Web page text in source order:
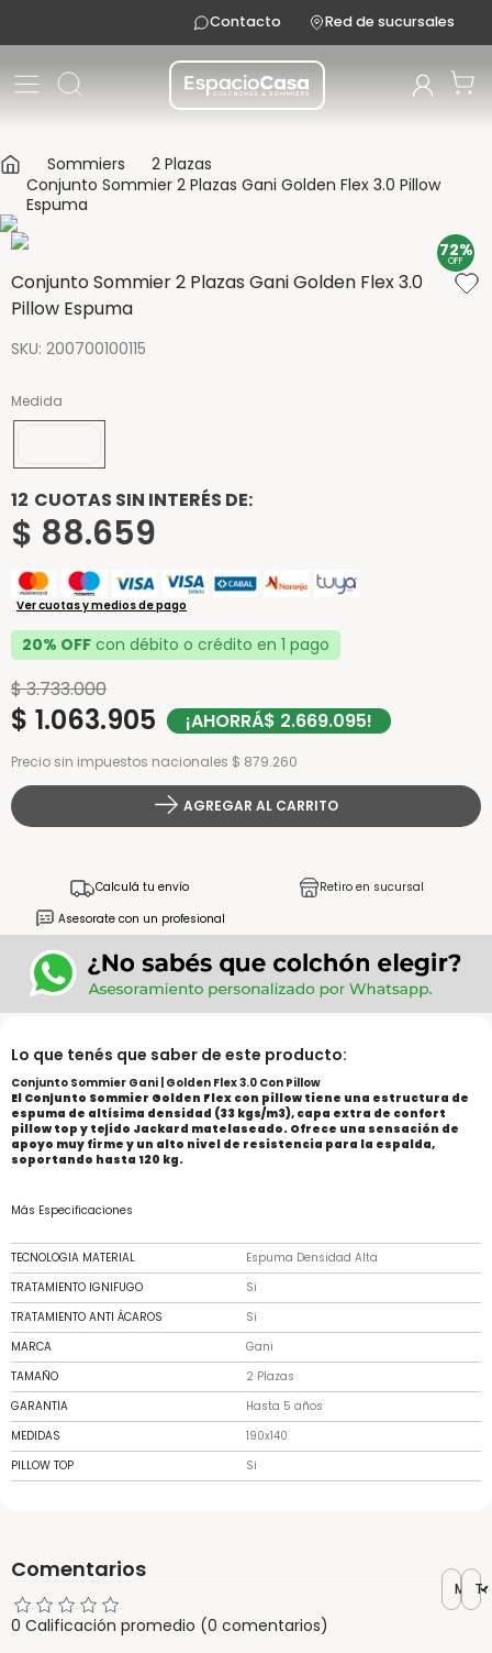
Contacto Red de sucursales
Sommiers
2 Plazas
Conjunto Sommier 2 Plazas Gani Golden Flex 3.0 Pillow
Espuma
72%
OFF
Conjunto Sommier 2 Plazas Gani Golden Flex 3.0
Pillow Espuma
SKU: 200700100115
Medida
12 CUOTAS SIN INTERÉS DE:
$ 88.659
Ver cuotas y medios de pago
20% OFF con débito o crédito en 1 pago
$3.733.000
$ 1.063.905 ¡AHORRÁ$ 2.669.095!
Precio sin impuestos nacionales $ 879.260
AGREGAR AL CARRITO
Calculá tu envío
Retiro en sucursal
Asesorate con un profesional
Lo que tenés que saber de este producto:
Conjunto Sommier Gani | Golden Flex 3.0 Con Pillow
El Conjunto Sommier Golden Flex con pillow tiene una estructura de
espuma de altísima densidad (33 kgs/m3), capa extra de confort
pillow top y tejido Jackard matelaseado. Ofrece una sensación de
apoyo muy firme y un alto nivel de resistencia para la espalda,
soportando hasta 120 kg.
Más Especificaciones
TECNOLOGIA MATERIAL
Espuma Densidad Alta
TRATAMIENTO IGNIFUGO
Si
TRATAMIENTO ANTI ÁCAROS
Si
MARCA
Gani
TAMAÑO
2 Plazas
GARANTIA
Hasta 5 años
MEDIDAS
190x140
PILLOW TOP
Si
Comentarios
0 Calificación promedio (0 comentarios)
Más